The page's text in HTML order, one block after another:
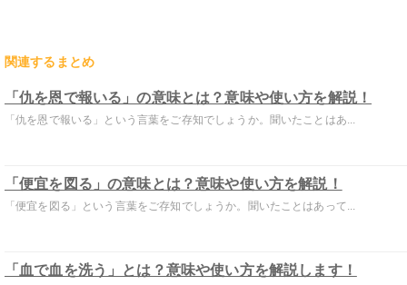
関連するまとめ
「仇を恩で報いる」の意味とは？意味や使い方を解説！
「仇を恩で報いる」という言葉をご存知でしょうか。聞いたことはあ...
「便宜を図る」の意味とは？意味や使い方を解説！
「便宜を図る」という言葉をご存知でしょうか。聞いたことはあって...
「血で血を洗う」とは？意味や使い方を解説します！